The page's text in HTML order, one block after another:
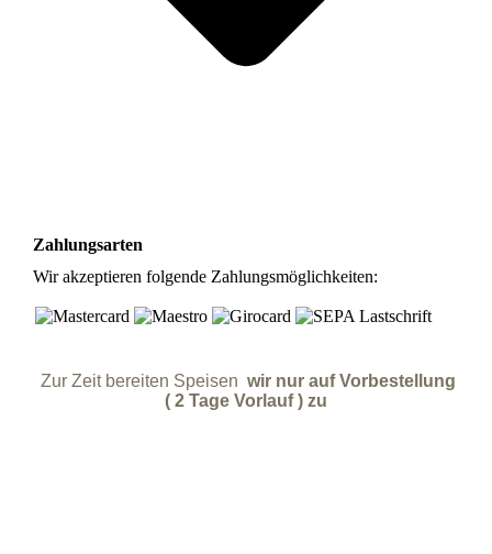
Zahlungsarten
Wir akzeptieren folgende Zahlungsmöglichkeiten:
Zur Zeit bereiten Speisen wir nur auf Vorbestellung
( 2 Tage Vorlauf ) zu